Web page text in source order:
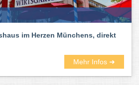
im Herzen Münchens, direkt
Mehr Infos ➜